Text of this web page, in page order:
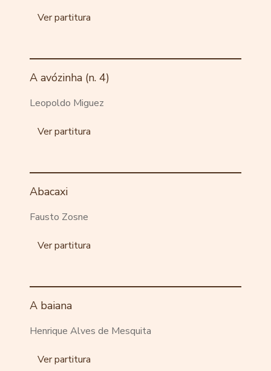
Ver partitura
A avózinha (n. 4)
Leopoldo Miguez
Ver partitura
Abacaxi
Fausto Zosne
Ver partitura
A baiana
Henrique Alves de Mesquita
Ver partitura